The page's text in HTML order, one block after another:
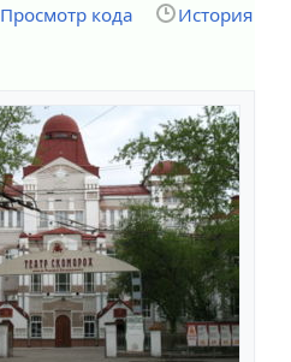
Просмотр кода История